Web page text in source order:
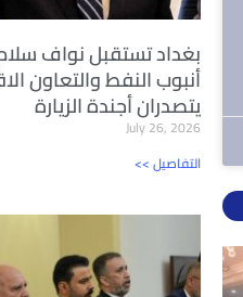
بغداد تستقبل نواف
أنبوب النفط والتعاون
يتصدران أجندة الزيارة
July 26, 2026
<< التفاصيل